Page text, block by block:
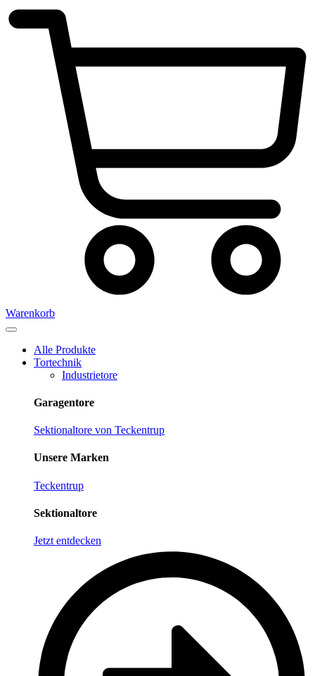
Warenkorb
Alle Produkte
Tortechnik
Industrietore
Garagentore
Sektionaltore von Teckentrup
Unsere Marken
Teckentrup
Sektionaltore
Jetzt entdecken